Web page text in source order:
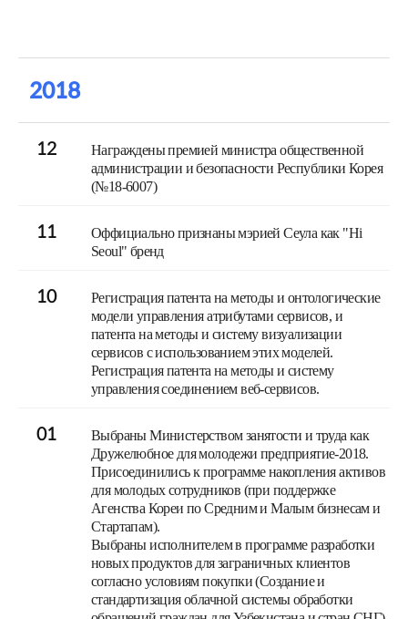
2018
12
Награждены премией министра общественной
администрации и безопасности Республики Корея
(№18-6007)
11
Оффициально признаны мэрией Сеула как "Hi
Seoul" бренд
10
Регистрация патента на методы и онтологические
модели управления атрибутами сервисов, и
патента на методы и систему визуализации
сервисов с использованием этих моделей.
Регистрация патента на методы и систему
управления соединением веб-сервисов.
01
Выбраны Министерством занятости и труда как
Дружелюбное для молодежи предприятие-2018.
Присоединились к программе накопления активов
для молодых сотрудников (при поддержке
Агенства Кореи по Средним и Малым бизнесам и
Стартапам).
Выбраны исполнителем в программе разработки
новых продуктов для заграничных клиентов
согласно условиям покупки (Создание и
стандартизация облачной системы обработки